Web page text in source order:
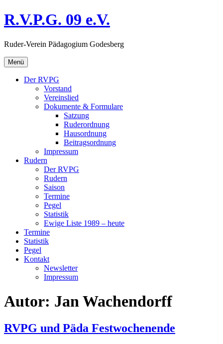
Direkt
zum
R.V.P.G. 09 e.V.
Ruder-Verein Pädagogium Godesberg
Menü
Der RVPG
Vorstand
Vereinslied
Dokumente & Formulare
Satzung
Ruderordnung
Hausordnung
Beitragsordnung
Impressum
Rudern
Der RVPG
Rudern
Saison
Termine
Pegel
Statistik
Ewige Liste 1989 – heute
Termine
Statistik
Pegel
Kontakt
Newsletter
Impressum
Autor: Jan Wachendorff
RVPG und Päda Festwochenende